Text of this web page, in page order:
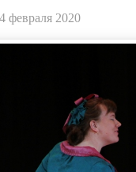
февраля 2020